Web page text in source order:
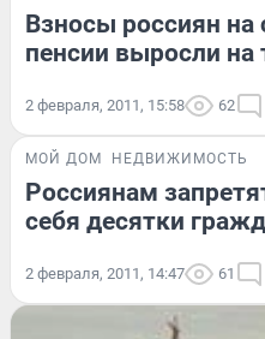
Взносы россиян на
пенсии выросли на
2 февраля, 2011, 15:58 62
МОЙ ДОМ НЕДВИЖИМОСТЬ
Россиянам
себя десятки
2 февраля, 2011, 14:47 61